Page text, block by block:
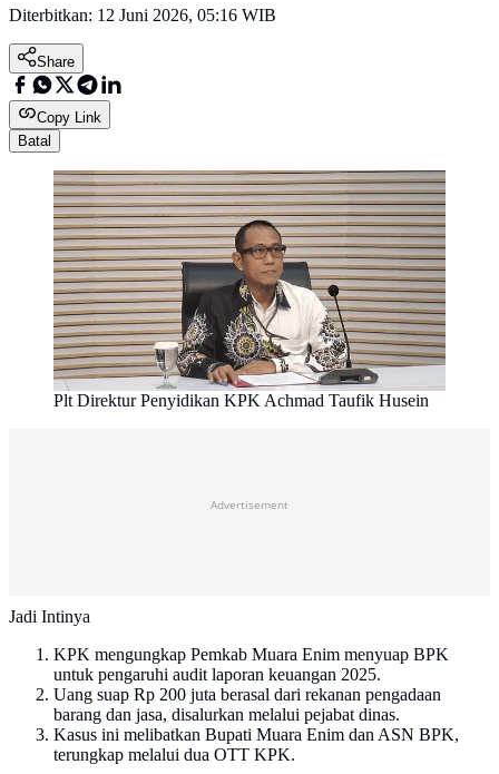
Diterbitkan: 12 Juni 2026, 05:16 WIB
Share
Copy Link
Batal
Plt Direktur Penyidikan KPK Achmad Taufik Husein
Advertisement
Jadi Intinya
KPK mengungkap Pemkab Muara Enim menyuap BPK
untuk pengaruhi audit laporan keuangan 2025.
Uang suap Rp 200 juta berasal dari rekanan pengadaan
barang dan jasa, disalurkan melalui pejabat dinas.
Kasus ini melibatkan Bupati Muara Enim dan ASN BPK,
terungkap melalui dua OTT KPK.